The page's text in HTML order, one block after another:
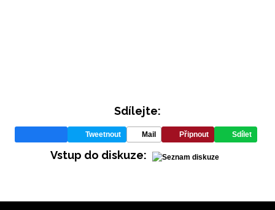
Sdílejte:
Tweetnout Mail Připnout Sdílet
Vstup do diskuze: